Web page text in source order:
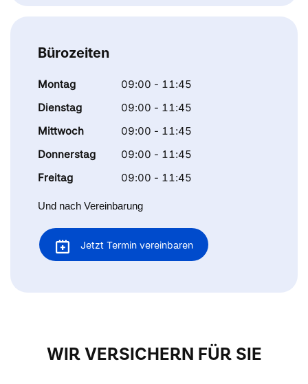
Bürozeiten
Montag
09:00 - 11:45
Dienstag
09:00 - 11:45
Mittwoch
09:00 - 11:45
Donnerstag
09:00 - 11:45
Freitag
09:00 - 11:45
Und nach Vereinbarung
Jetzt Termin vereinbaren
WIR VERSICHERN FÜR SIE